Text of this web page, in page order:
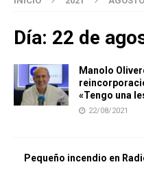
Día: 22 de
Manolo
«Tengo una
22/08/2021
Pequeño incendio en